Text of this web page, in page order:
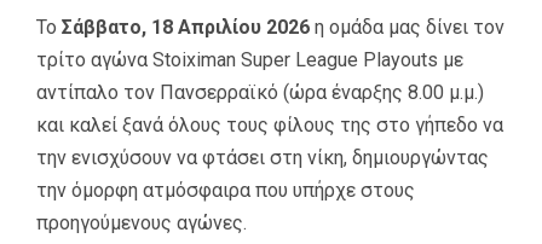
Το Σάββατο, 18 Απριλίου 2026 η ομάδα μας δίνει τον
τρίτο αγώνα Stoiximan Super League Playouts με
αντίπαλο τον Πανσερραϊκό (ώρα έναρξης 8.00 μ.μ.)
και καλεί ξανά όλους τους φίλους της στο γήπεδο να
την ενισχύσουν να φτάσει στη νίκη, δημιουργώντας
την όμορφη ατμόσφαιρα που υπήρχε στους
προηγούμενους αγώνες.